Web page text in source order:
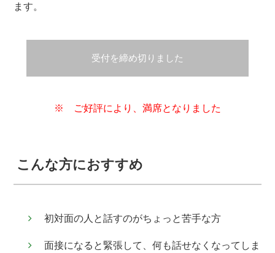
ます。
受付を締め切りました
※ ご好評により、満席となりました
こんな方におすすめ
初対面の人と話すのがちょっと苦手な方
面接になると緊張して、何も話せなくなってしま